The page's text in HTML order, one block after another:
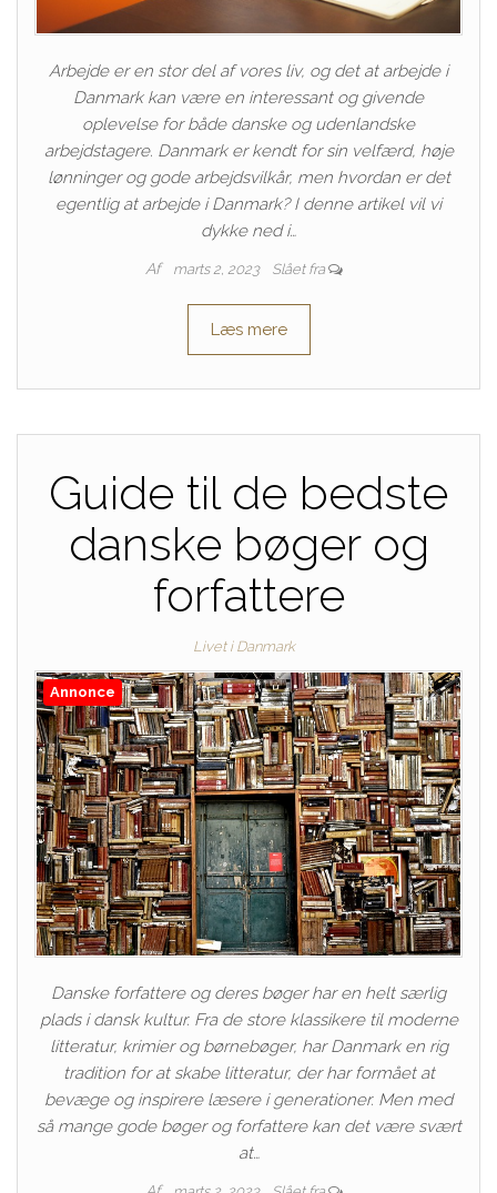
Arbejde er en stor del af vores liv, og det at arbejde i
Danmark kan være en interessant og givende
oplevelse for både danske og udenlandske
arbejdstagere. Danmark er kendt for sin velfærd, høje
lønninger og gode arbejdsvilkår, men hvordan er det
egentlig at arbejde i Danmark? I denne artikel vil vi
dykke ned i…
Af marts 2, 2023 Slået fra
Læs mere
Guide til de bedste
danske bøger og
forfattere
Livet i Danmark
Annonce
Danske forfattere og deres bøger har en helt særlig
plads i dansk kultur. Fra de store klassikere til moderne
litteratur, krimier og børnebøger, har Danmark en rig
tradition for at skabe litteratur, der har formået at
bevæge og inspirere læsere i generationer. Men med
så mange gode bøger og forfattere kan det være svært
at…